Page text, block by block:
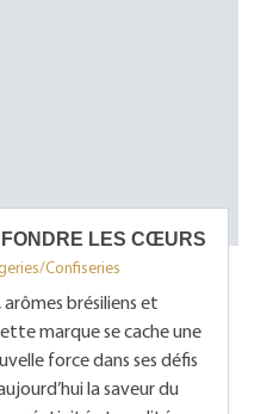
LES CŒURS
Confiseries
arômes brésiliens et
marque se cache une
force dans ses défis
la saveur du